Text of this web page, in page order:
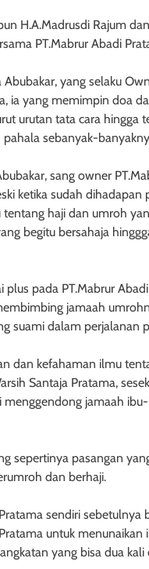
H.A.Madrusdi Rajum
PT.Mabrur Abadi
Abubakar, yang selaku
ia yang memimpin doa
urutan tata cara hingga
sebanyak-
sang owner
ketika sudah
haji dan umroh
begitu bersahaja
plus pada PT.Mabrur
jamaah
suami dalam perjalanan
dan kefahaman ilmu
Santaja Pratama,
menggendong jamaah
sepertinya pasangan
dan berhaji.
sendiri
untuk
yang bisa dua